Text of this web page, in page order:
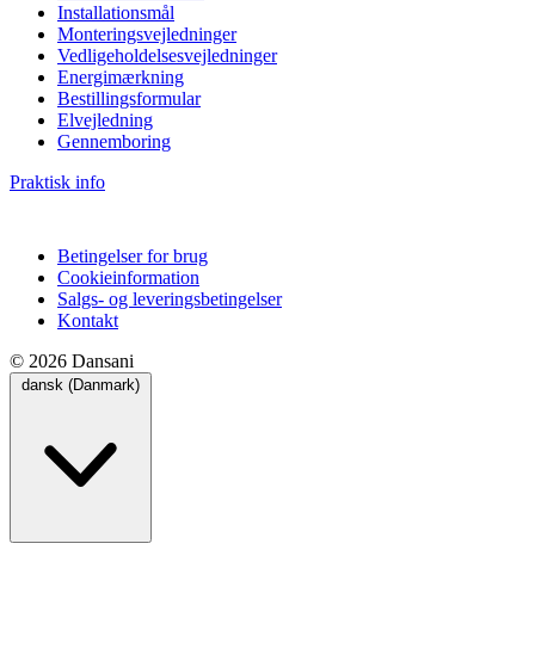
Installationsmål
Monteringsvejledninger
Vedligeholdelsesvejledninger
Energimærkning
Bestillingsformular
Elvejledning
Gennemboring
Praktisk info
Betingelser for brug
Cookieinformation
Salgs- og leveringsbetingelser
Kontakt
© 2026 Dansani
dansk (Danmark)